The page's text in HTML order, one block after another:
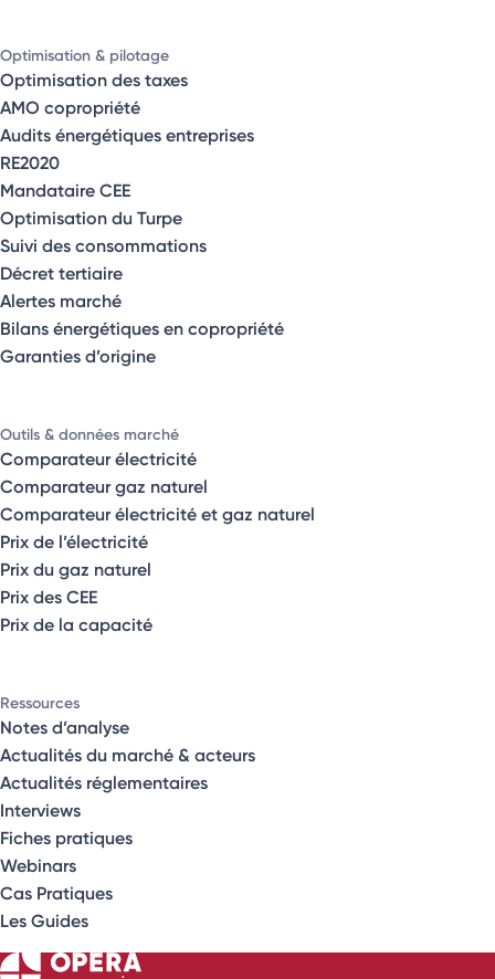
Optimisation & pilotage
Optimisation des taxes
AMO copropriété
Audits énergétiques entreprises
RE2020
Mandataire CEE
Optimisation du Turpe
Suivi des consommations
Décret tertiaire
Alertes marché
Bilans énergétiques en copropriété
Garanties d’origine
Outils & données marché
Comparateur électricité
Comparateur gaz naturel
Comparateur électricité et gaz naturel
Prix de l’électricité
Prix du gaz naturel
Prix des CEE
Prix de la capacité
Ressources
Notes d’analyse
Actualités du marché & acteurs
Actualités réglementaires
Interviews
Fiches pratiques
Webinars
Cas Pratiques
Les Guides